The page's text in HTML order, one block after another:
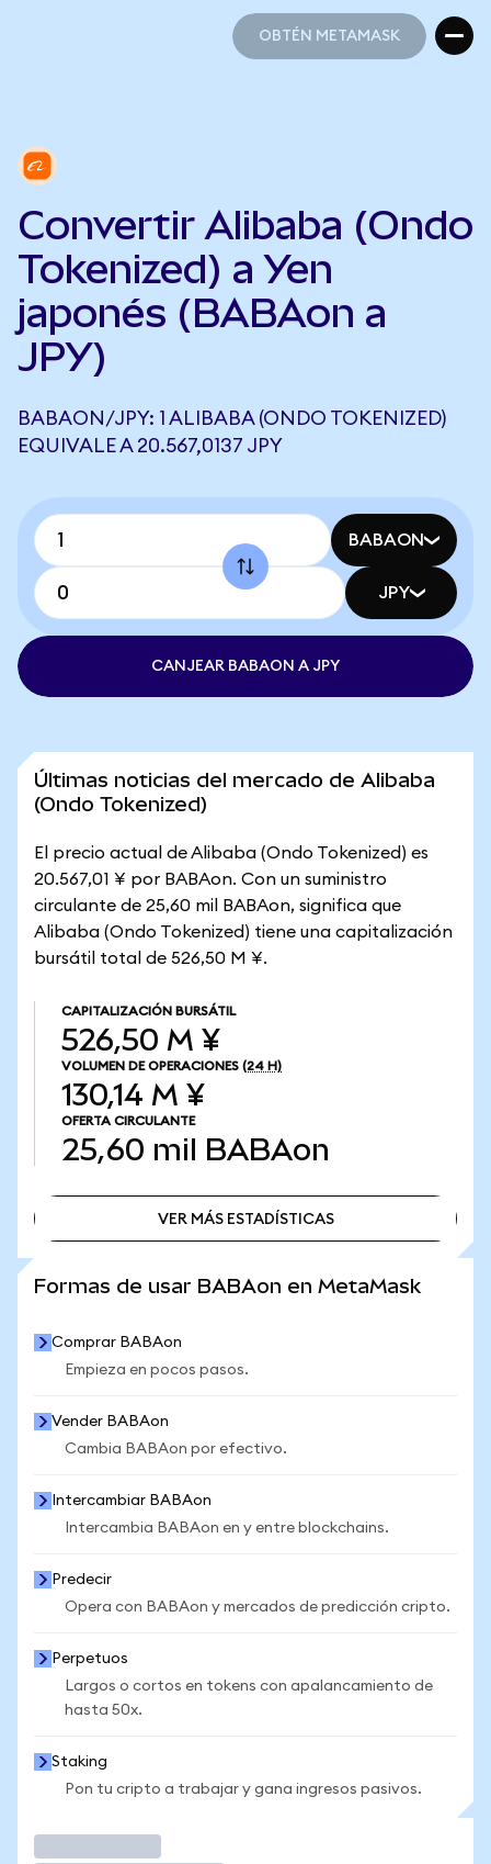
OBTÉN METAMASK
Convertir Alibaba (Ondo
Tokenized) a Yen
japonés (BABAon a
JPY)
BABAON/JPY: 1 ALIBABA (ONDO TOKENIZED)
EQUIVALE A 20.567,0137 JPY
BABAON
JPY
CANJEAR BABAON A JPY
Últimas noticias del mercado de Alibaba
(Ondo Tokenized)
El precio actual de Alibaba (Ondo Tokenized) es
20.567,01 ¥ por BABAon. Con un suministro
circulante de 25,60 mil BABAon, significa que
Alibaba (Ondo Tokenized) tiene una capitalización
bursátil total de 526,50 M ¥.
CAPITALIZACIÓN BURSÁTIL
526,50 M ¥
VOLUMEN DE OPERACIONES (24 H)
130,14 M ¥
OFERTA CIRCULANTE
25,60 mil BABAon
VER MÁS ESTADÍSTICAS
Formas de usar BABAon en MetaMask
Comprar BABAon
Empieza en pocos pasos.
Vender BABAon
Cambia BABAon por efectivo.
Intercambiar BABAon
Intercambia BABAon en y entre blockchains.
Predecir
Opera con BABAon y mercados de predicción cripto.
Perpetuos
Largos o cortos en tokens con apalancamiento de
hasta 50x.
Staking
Pon tu cripto a trabajar y gana ingresos pasivos.